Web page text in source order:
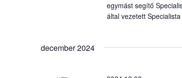
egymást segítő
által vezetett
december 2024